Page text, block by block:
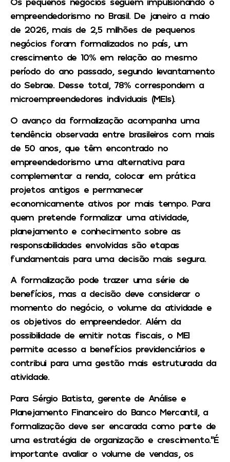
empreendedorismo no Brasil. De janeiro a maio
de 2026, mais de 2,5 milhões de pequenos
negócios foram formalizados no país, um
crescimento de 10% em relação ao mesmo
período do ano passado, segundo levantamento
do Sebrae. Desse total, 78% correspondem a
microempreendedores individuais (MEIs).
O avanço da formalização acompanha uma
tendência observada entre brasileiros com mais
de 50 anos, que têm encontrado no
empreendedorismo uma alternativa para
complementar a renda, colocar em prática
projetos antigos e permanecer
economicamente ativos por mais tempo. Para
quem pretende formalizar uma atividade,
planejamento e conhecimento sobre as
responsabilidades envolvidas são etapas
fundamentais para uma decisão mais segura.
A formalização pode trazer uma série de
benefícios, mas a decisão deve considerar o
momento do negócio, o volume da atividade e
os objetivos do empreendedor. Além da
possibilidade de emitir notas fiscais, o MEI
permite acesso a benefícios previdenciários e
contribui para uma gestão mais estruturada da
atividade.
Para Sérgio Batista, gerente de Análise e
Planejamento Financeiro do Banco Mercantil, a
formalização deve ser encarada como parte de
uma estratégia de organização e crescimento.”É
importante avaliar o volume de vendas, os